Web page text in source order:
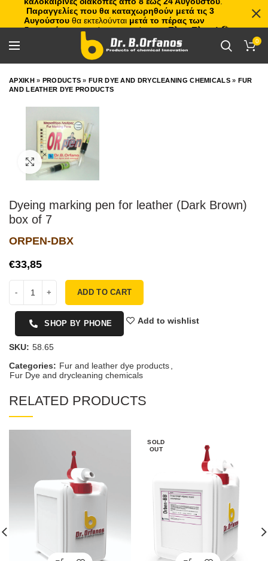
0
ΑΡΧΙΚΗ» PRODUCTS »FUR DYE AND DRYCLEANING CHEMICALS» FUR
AND LEATHER DYE PRODUCTS
Click to enlarge
Dyeing marking pen for leather (Dark Brown)
box of 7
ORPEN-DBX
€
ADD TO CART
SHOP BY PHONE Add to wishlist
SKU: 58.65
Categories: Fur and leather dye products
Fur Dye and drycleaning chemicals
RELATED PRODUCTS
SOLD
OUT
Παραγγελίες που θα καταχωρηθούν μετά τις 3
Αυγούστου θα εκτελούνται μετά το πέρας των
διακοπών, με σειρά προτεραιότητας.Πλιτς Πλατς!🏖️🌊